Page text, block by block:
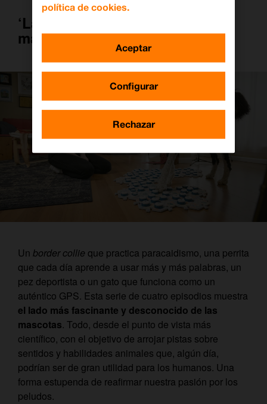
‘La vida secreta de nuestras
mascotas’
Un border collie que practica paracaidismo, una perrita
que cada día aprende a usar más y más palabras, un
pez deportista o un gato que funciona como un
auténtico GPS. Esta serie de cuatro episodios muestra
el lado más fascinante y desconocido de las
mascotas. Todo, desde el punto de vista más
científico, con el objetivo de arrojar pistas sobre
sentidos y habilidades animales que, algún día,
podrían ser de gran utilidad para los humanos. Una
forma estupenda de reafirmar nuestra pasión por los
peludos.
política de cookies.
Configurar
Rechazar
Aceptar